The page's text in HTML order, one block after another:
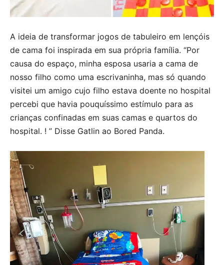
A ideia de transformar jogos de tabuleiro em lençóis
de cama foi inspirada em sua própria família. “Por
causa do espaço, minha esposa usaria a cama de
nosso filho como uma escrivaninha, mas só quando
visitei um amigo cujo filho estava doente no hospital
percebi que havia pouquíssimo estímulo para as
crianças confinadas em suas camas e quartos do
hospital. ! ” Disse Gatlin ao Bored Panda.